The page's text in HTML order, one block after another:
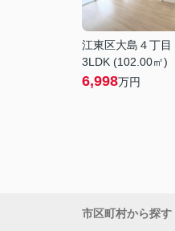
江東区大島４丁目
3LDK (102.00㎡)
6,998万円
市区町村から探す